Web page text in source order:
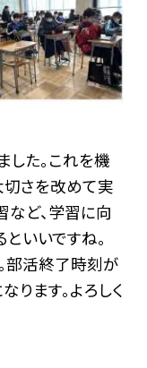
た。これを機
切さを改めて実
など、学習に向
いいですね。
部活終了時刻が
ます。よろしく